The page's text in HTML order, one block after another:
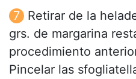
Retirar de la
grs. de margarina
procedimiento
Pincelar las